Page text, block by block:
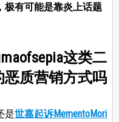
极有可能是靠炎上话题
这类二
质营销方式吗
是世嘉起诉MementoMori